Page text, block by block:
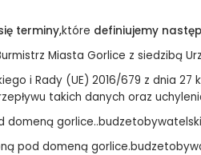
terminy,które definiujemy
Miasta Gorlice z siedzibą
i Rady (UE) 2016/679 z dnia
takich danych oraz
pod domeną